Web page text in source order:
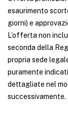
esaurimento
giorni) e
L’offerta non
seconda della
propria sede
puramente
dettagliate nel
successivamente.